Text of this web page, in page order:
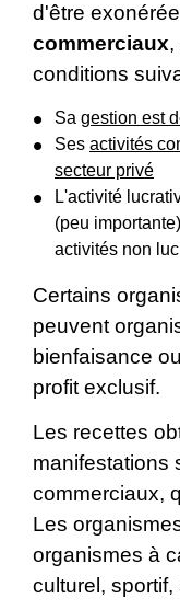
d'être
commerciaux,
conditions
Sa gestion est
Ses activités
secteur privé
L'activité
(peu
activités non
Certains
peuvent
bienfaisance
profit exclusif.
Les recettes
manifestations
commerciaux,
Les
organismes à
culturel,